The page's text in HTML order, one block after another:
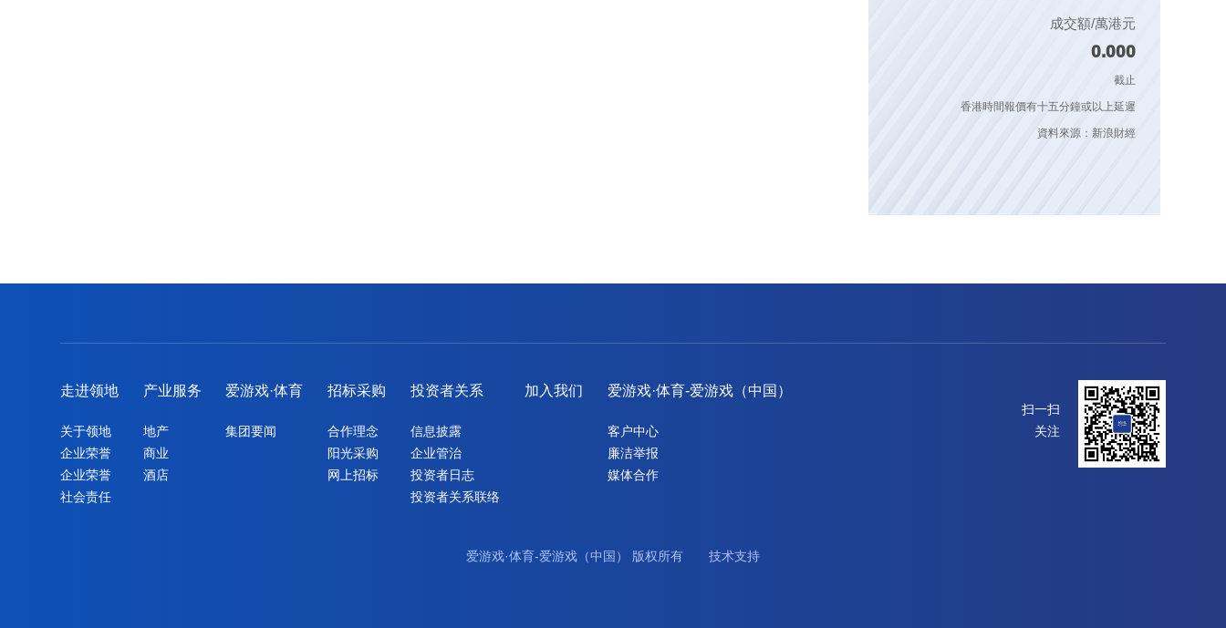
成交額/萬港元
0.000
截止
香港時間報價有十五分鐘或以上延遲
資料來源：新浪財經
走进领地
关于领地
企业荣誉
企业荣誉
社会责任
产业服务
地产
商业
酒店
爱游戏·体育
集团要闻
招标采购
合作理念
阳光采购
网上招标
投资者关系
信息披露
企业管治
投资者日志
投资者关系联络
加入我们 爱游戏·体育-爱游戏（中国）
客户中心
廉洁举报
媒体合作
扫一扫
关注
爱游戏·体育-爱游戏（中国） 版权所有 技术支持